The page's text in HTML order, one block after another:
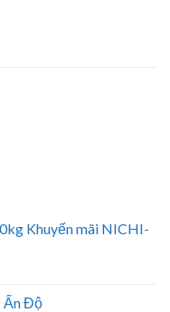
Khuyến mãi NICHI-
Ấn Độ